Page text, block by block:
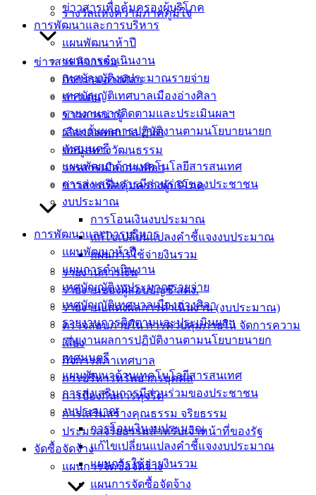
ข่าวสารเพื่อคุ้มครองผู้บริโภค
การพัฒนาและการบริหาร
แผนพัฒนาห้าปี
แผนการดำเนินงาน
เทศบัญญัติงบประมาณรายจ่าย
เทศบัญญัติเทศบาลเมืองอ่างศิลา
รายงานการติดตามและประเมินผลฯ
รายงานผลการปฏิบัติงานตามนโยบายนายก
เทศมนตรี
แผนพัฒนาด้านเทคโนโลยีสารสนเทศ
การส่งเสริมการมีส่วนร่วมของประชาชน
งบประมาณ
การโอนเงินงบประมาณ
แก้ไขเปลี่ยนแปลงคำชี้แจงงบประมาณ
แผนการใช้จ่ายงินรวม
รายงานการเงิน
รายงานของผู้สอบบัญชี สตง.
รายงานแสดงผลการดำเนินงาน (งบประมาณ)
ตรวจสอบภายใน การควบคุมภายใน จัดการความ
เสี่ยง
กิจการสภาเทศบาล
การบริหารทรัพยากรบุคคล
การป้องกันการทุจริต
การเสริมสร้างคุณธรรม จริยธรรม
ประมวลจริยธรรมสำหรับเจ้าหน้าที่ของรัฐ
จัดซื้อจัดจ้าง
แผนการจัดซื้อจัดจ้าง
แผนการจัดซื้อจัดจ้าง
รางวัลแห่งความภาคภูมิใจ
ข่าวสาร กิจกรรม
กิจกรรมอ่างศิลา
ข่าวเด่น
ข่าวสารน่ารู้
เลือกตั้งเทศบาล 2568
ข้อมูลทางวัฒนธรรม
วารสารเมืองอ่างศิลา
ข่าวสารเพื่อคุ้มครองผู้บริโภค
การพัฒนาและการบริหาร
แผนพัฒนาห้าปี
แผนการดำเนินงาน
เทศบัญญัติงบประมาณรายจ่าย
เทศบัญญัติเทศบาลเมืองอ่างศิลา
รายงานการติดตามและประเมินผลฯ
รายงานผลการปฏิบัติงานตามนโยบายนายก
เทศมนตรี
แผนพัฒนาด้านเทคโนโลยีสารสนเทศ
การส่งเสริมการมีส่วนร่วมของประชาชน
งบประมาณ
การโอนเงินงบประมาณ
แก้ไขเปลี่ยนแปลงคำชี้แจงงบประมาณ
แผนการใช้จ่ายงินรวม
ดาวน์โหลด
แบบ
ฟอร์ม,
เอกสาร
คู่มือ
สำหรับ
ประชาชน/
คู่มือการ
ปฏิบัติ
งาน
ข่าวสาร
น่ารู้
ข้อมูล
ข่าวสาร
อิเล็กทรอนิกส์
องค์
ความรู้
(Knowledge
Management)
เทศบาล
สายตรง
นายก
ประวัติ
เทศบาล